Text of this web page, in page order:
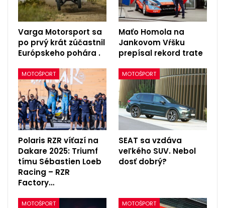
Varga Motorsport sa
po prvý krát zúčastnil
Európskeho pohára .
Maťo Homola na
Jankovom Vŕšku
prepísal rekord trate
MOTOŠPORT
Polaris RZR víťazí na
Dakare 2025: Triumf
tímu Sébastien Loeb
Racing – RZR
Factory…
MOTOŠPORT
SEAT sa vzdáva
veľkého SUV. Nebol
dosť dobrý?
MOTOŠPORT MOTOŠPORT